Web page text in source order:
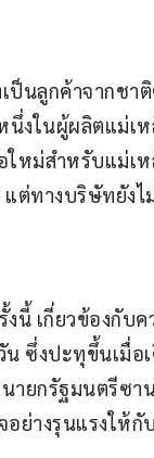
ป็นลูกค้าจากชา
งในผู้ผลิตแม่เ
หม่สำหรับแม่เ
แต่ทางบริษัทยังไ
งนี้ เกี่ยวข้องกับ
น ซึ่งปะทุขึ้นเมื่อ
ายกรัฐมนตรีซา
อย่างรุนแรงให้กั